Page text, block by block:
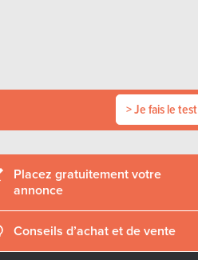
> Je fais le test
Placez gratuitement votre
annonce
Conseils d’achat et de vente